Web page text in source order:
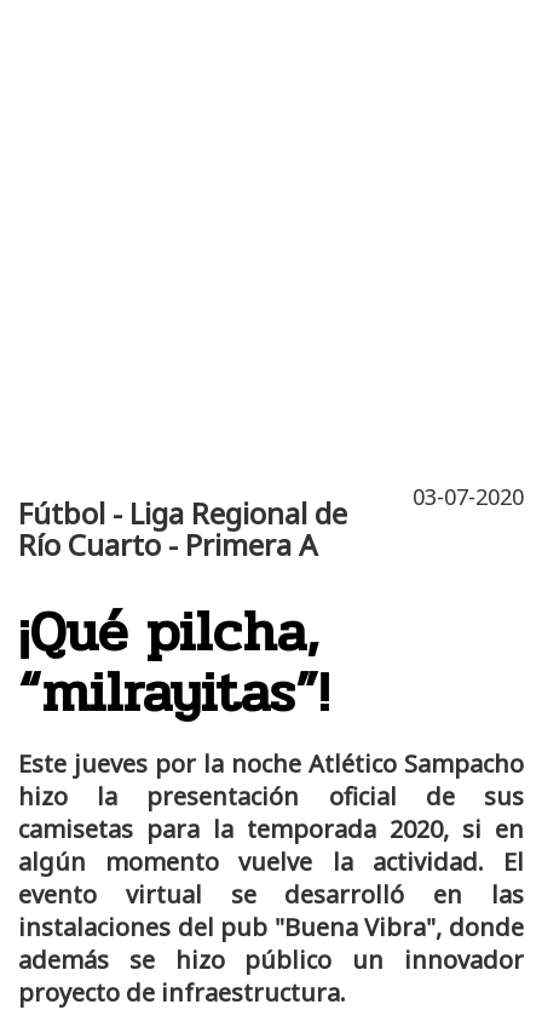
Fútbol - Liga Regional de
Río Cuarto - Primera A
03-07-2020
¡Qué pilcha,
“milrayitas”!
Este jueves por la noche Atlético Sampacho
hizo la presentación oficial de sus
camisetas para la temporada 2020, si en
algún momento vuelve la actividad. El
evento virtual se desarrolló en las
instalaciones del pub "Buena Vibra", donde
además se hizo público un innovador
proyecto de infraestructura.